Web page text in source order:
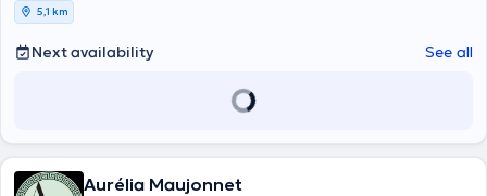
5,1 km
Next availability See all
Aurélia Maujonnet